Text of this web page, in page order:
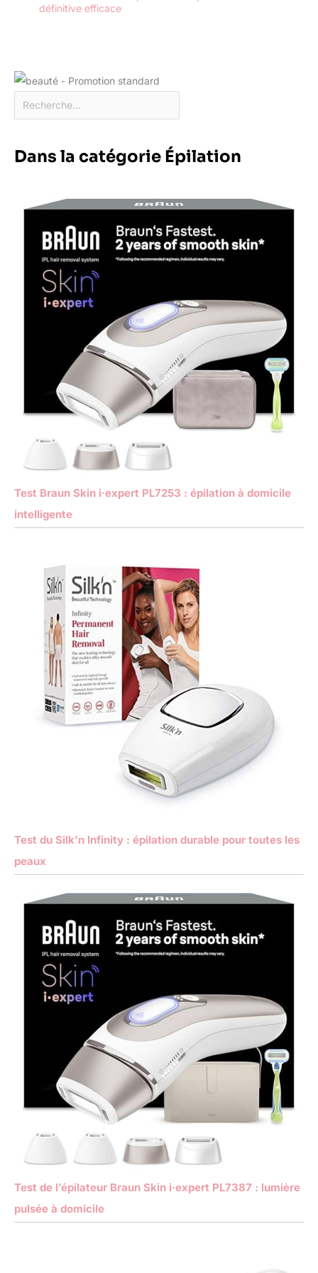
définitive efficace
Dans la catégorie Épilation
Test Braun Skin i·expert PL7253 : épilation à domicile
intelligente
Test du Silk’n Infinity : épilation durable pour toutes les
peaux
Test de l’épilateur Braun Skin i·expert PL7387 : lumière
pulsée à domicile